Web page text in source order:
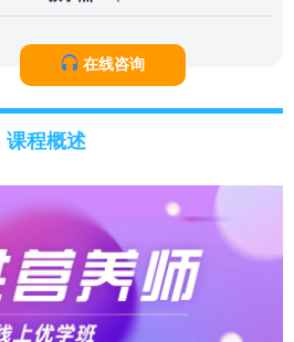
在线咨询
课程概述